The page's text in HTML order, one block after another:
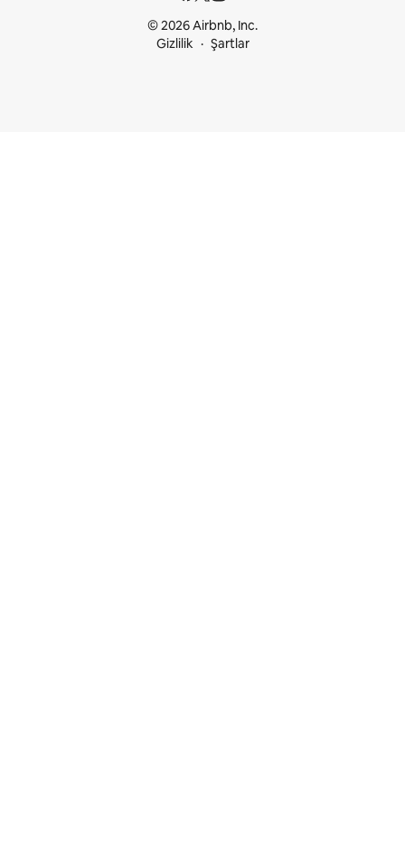
© 2026 Airbnb, Inc.
Gizlilik
Şartlar